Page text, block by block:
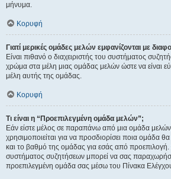
μήνυμα.
Κορυφή
Γιατί μερικές ομάδες μελών εμφανίζονται με
Είναι πιθανό ο διαχειριστής του συστήματος
χρώμα στα μέλη μιας ομάδας μελών ώστε να είναι
μέλη αυτής της ομάδας.
Κορυφή
Τι είναι η “Προεπιλεγμένη ομάδα μελών”;
Εάν είστε μέλος σε παραπάνω από μια ομάδα
χρησιμοποιείται για να προσδιορίσει ποια ομάδα
και το βαθμό της ομάδας για εσάς από προεπιλογή.
συστήματος συζητήσεων μπορεί να σας
προεπιλεγμένη ομάδα σας μέσω του Πίνακα